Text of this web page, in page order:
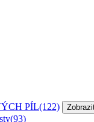
PÍL(122)
(93)